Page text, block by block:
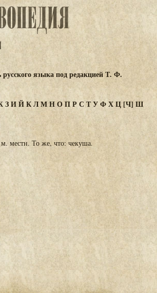
языка под редакцией Т. Ф.
ЗИЙКЛМНОПР С ТУФХЦ [Ч] Ш
местн. То же, что: чекуша.